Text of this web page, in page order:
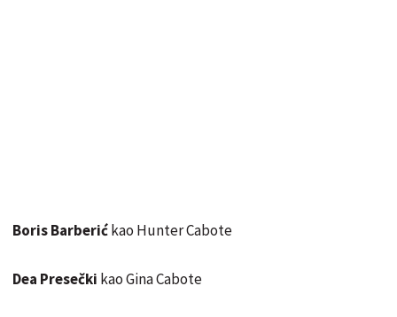
Boris Barberićkao Hunter Cabote
Dea Presečki kao Gina Cabote